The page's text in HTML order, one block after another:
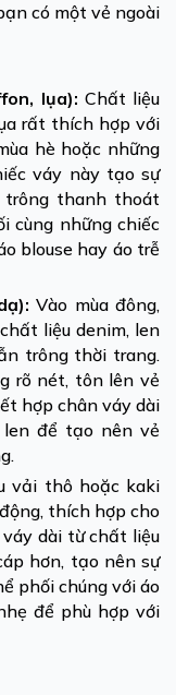
có một vẻ ngoài
lụa): Chất liệu
rất thích hợp với
hè hoặc những
váy này tạo sự
trông thanh thoát
cùng những chiếc
blouse hay áo trễ
Vào mùa đông,
liệu denim, len
trông thời trang.
rõ nét, tôn lên vẻ
hợp chân váy dài
để tạo nên vẻ
vải thô hoặc kaki
thích hợp cho
dài từ chất liệu
hơn, tạo nên sự
phối chúng với áo
để phù hợp với